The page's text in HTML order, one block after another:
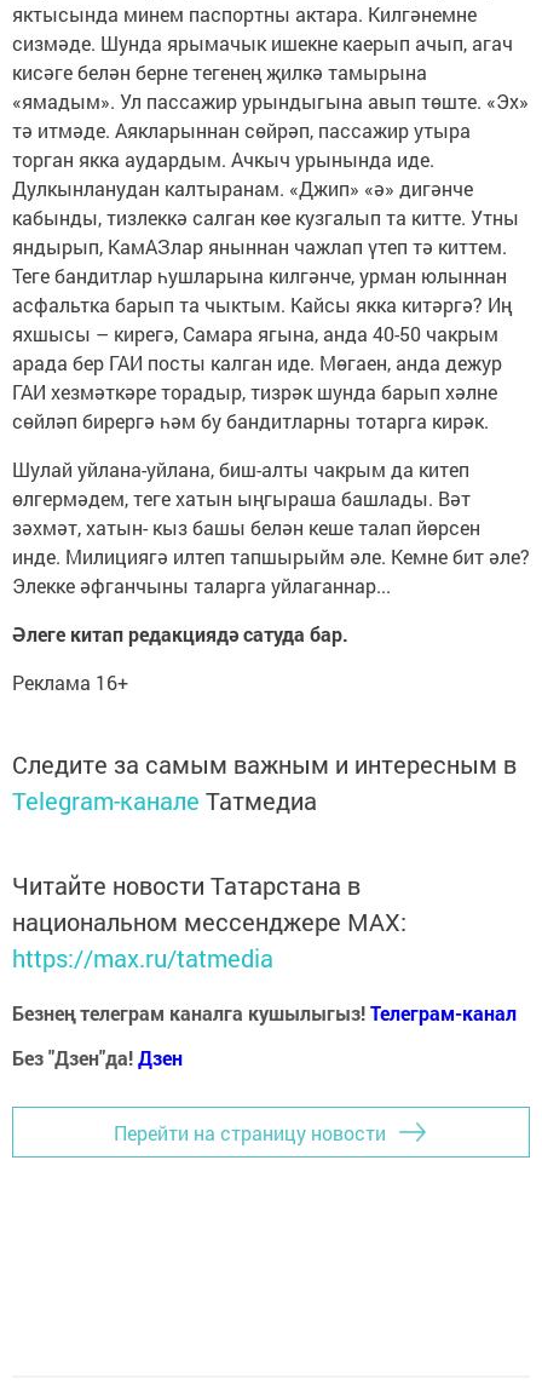
яктысында минем паспортны актара. Килгәнемне
сизмәде. Шунда ярымачык ишекне ка­ерып ачып, агач
кисәге белән берне тегенең җилкә тамырына
«ямадым». Ул пассажир урындыгына авып төште. «Эх»
тә итмәде. Аякларыннан сөйрәп, пасса­жир утыра
торган якка аудардым. Ачкыч урынында иде.
Дулкынланудан калты­ранам. «Джип» «ә» дигәнче
кабынды, тизлеккә салган көе кузгалып та кит­те. Утны
яндырып, КамАЗлар яныннан чажлап үтеп тә киттем.
Теге бандитлар һушларына килгәнче, урман юлыннан
асфальтка барып та чыктым. Кайсы якка китәргә? Иң
яхшысы – кирегә, Самара ягына, анда 40-50 чакрым
арада бер ГАИ посты калган иде. Мөгаен, анда дежур
ГАИ хезмәткәре торадыр, тизрәк шунда барып хәлне
сөйләп бирергә һәм бу бан­дитларны тотарга кирәк.
Шулай уйлана-уйлана, биш-алты ча­крым да китеп
өлгермәдем, теге хатын ыңгыраша башлады. Вәт
зәхмәт, хатын- кыз башы белән кеше талап йөрсен
инде. Милициягә илтеп тапшырыйм әле. Кем­не бит әле?
Элекке әфганчыны таларга уйлаганнар...
Әлеге китап редакциядә сатуда бар.
Реклама 16+
Следите за самым важным и интересным в
Telegram-канале Татмедиа
Читайте новости Татарстана в
национальном мессенджере MАХ:
https://max.ru/tatmedia
Безнең телеграм каналга кушылыгыз!Телеграм-канал
Без "Дзен"да!Дзен
Перейти на страницу новости